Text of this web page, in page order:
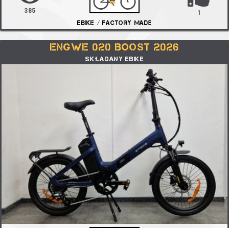
385
EBIKE / FACTORY MADE
1
ENGWE 020 BOOST 2026
SKŁADANY EBIKE